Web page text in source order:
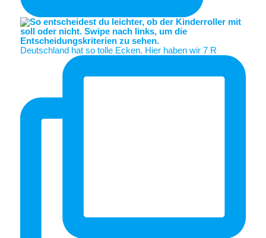
Deutschland hat so tolle Ecken. Hier haben wir 7 R